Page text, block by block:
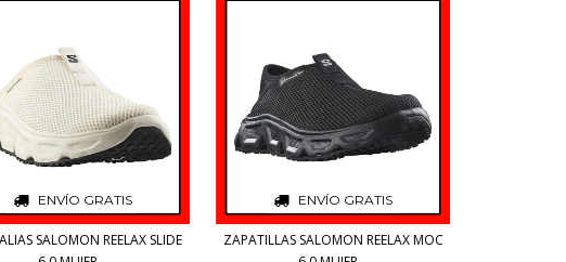
ENVÍO GRATIS
SALOMON REELAX SLIDE
ENVÍO GRATIS
ZAPATILLAS SALOMON REELAX MOC